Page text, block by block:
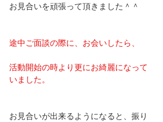
お見合いを頑張って頂きました＾＾
途中ご面談の際に、お会いしたら、
活動開始の時より更にお綺麗になって
いました。
お見合いが出来るようになると、振り